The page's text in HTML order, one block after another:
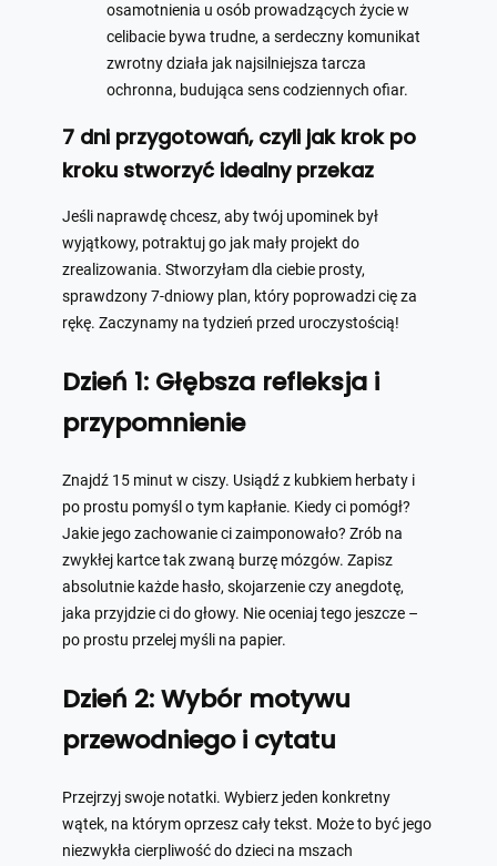
osamotnienia u osób prowadzących życie w
celibacie bywa trudne, a serdeczny komunikat
zwrotny działa jak najsilniejsza tarcza
ochronna, budująca sens codziennych ofiar.
7 dni przygotowań, czyli jak krok po
kroku stworzyć idealny przekaz
Jeśli naprawdę chcesz, aby twój upominek był
wyjątkowy, potraktuj go jak mały projekt do
zrealizowania. Stworzyłam dla ciebie prosty,
sprawdzony 7-dniowy plan, który poprowadzi cię za
rękę. Zaczynamy na tydzień przed uroczystością!
Dzień 1: Głębsza refleksja i
przypomnienie
Znajdź 15 minut w ciszy. Usiądź z kubkiem herbaty i
po prostu pomyśl o tym kapłanie. Kiedy ci pomógł?
Jakie jego zachowanie ci zaimponowało? Zrób na
zwykłej kartce tak zwaną burzę mózgów. Zapisz
absolutnie każde hasło, skojarzenie czy anegdotę,
jaka przyjdzie ci do głowy. Nie oceniaj tego jeszcze –
po prostu przelej myśli na papier.
Dzień 2: Wybór motywu
przewodniego i cytatu
Przejrzyj swoje notatki. Wybierz jeden konkretny
wątek, na którym oprzesz cały tekst. Może to być jego
niezwykła cierpliwość do dzieci na mszach